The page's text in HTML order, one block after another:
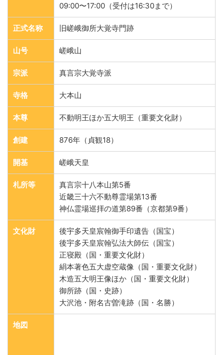
09:00〜17:00（受付は16:30まで）
正式名称 旧嵯峨御所大覚寺門跡
山号 嵯峨山
宗派 真言宗大覚寺派
寺格 大本山
本尊 不動明王ほか五大明王（重要文化財）
創建 876年（貞観18）
開基 嵯峨天皇
札所等
真言宗十八本山第5番
近畿三十六不動尊霊場第13番
神仏霊場巡拝の道第89番（京都第9番）
文化財
後宇多天皇宸翰御手印遺告（国宝）
後宇多天皇宸翰弘法大師伝（国宝）
正寝殿（国・重要文化財）
絹本著色五大虚空蔵像（国・重要文化財）
木造五大明王像ほか（国・重要文化財）
御所跡（国・史跡）
大沢池・附名古曽滝跡（国・名勝）
地図